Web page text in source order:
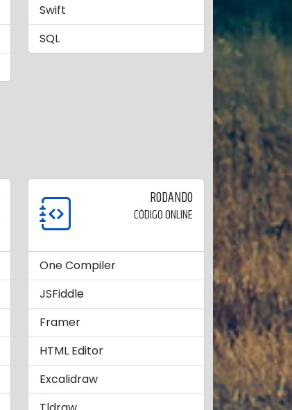
Swift
SQL
RODANDO
CÓDIGO ONLINE
One Compiler
JSFiddle
Framer
HTML Editor
Excalidraw